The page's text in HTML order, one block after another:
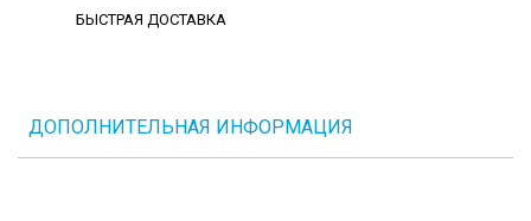
БЫСТРАЯ ДОСТАВКА
ДОПОЛНИТЕЛЬНАЯ ИНФОРМАЦИЯ